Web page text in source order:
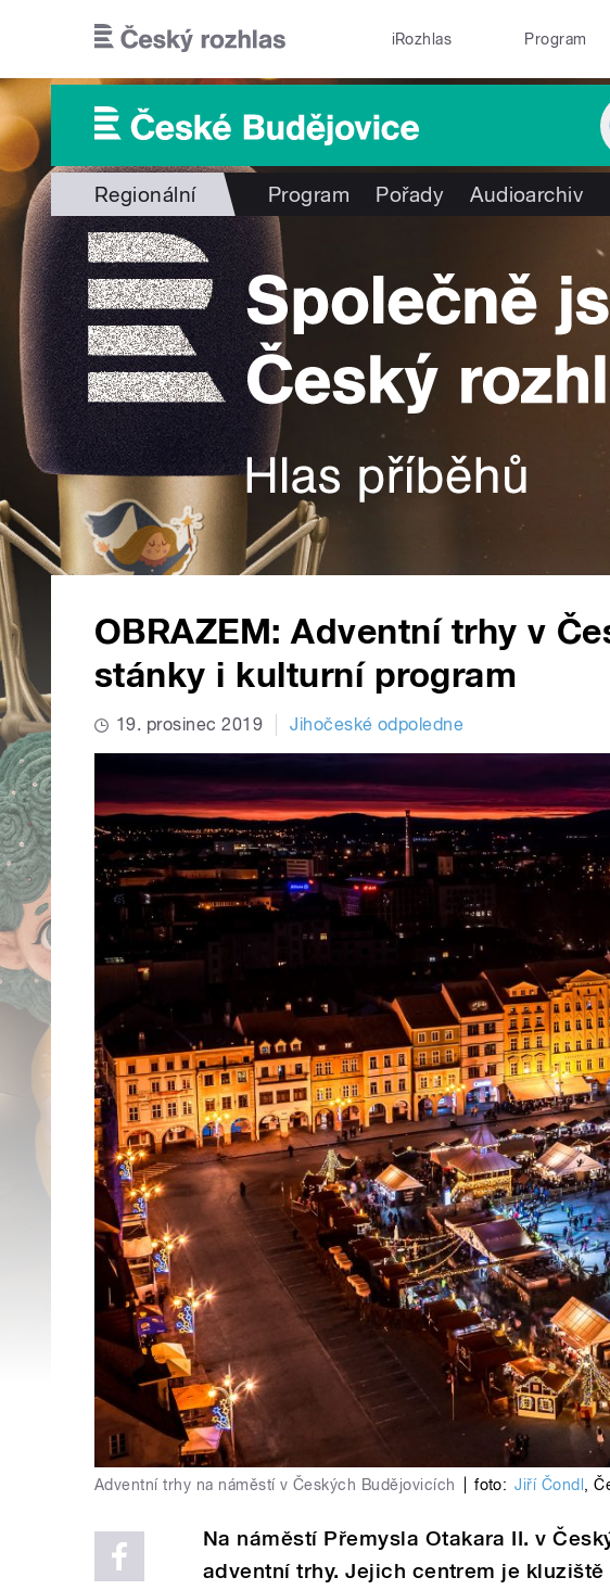
iRozhlas Program
Regionální Program Pořady Audioarchiv
OBRAZEM: Adventní trhy v
stánky i kulturní program
19. prosinec 2019 Jihočeské odpoledne
Adventní trhy na náměstí v Českých Budějovicích foto: Jiří Čondl ,
Na náměstí Přemysla Otakara II. v
adventní trhy. Jejich centrem je